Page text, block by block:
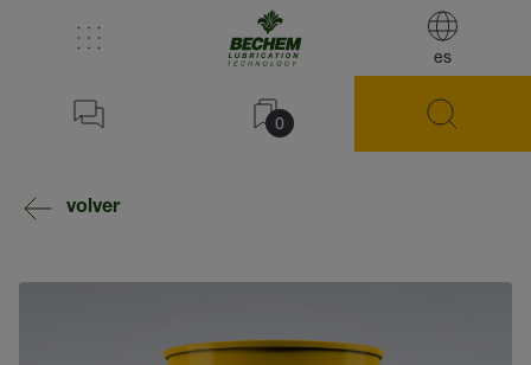
es
0
volver